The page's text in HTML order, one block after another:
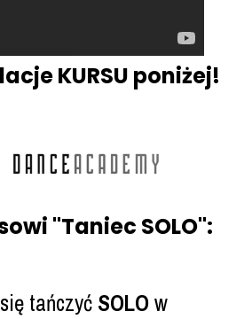
KURSU poniżej!
"Taniec SOLO":
tańczyć SOLOw